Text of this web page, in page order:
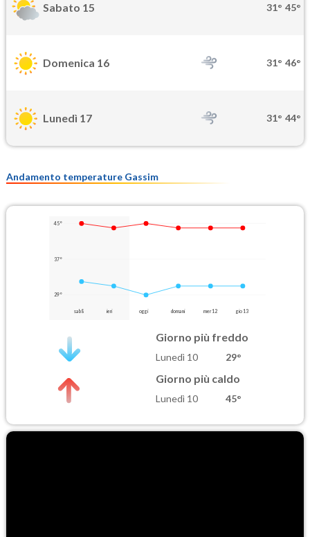
Sabato 15 31° 45°
Domenica 16 31° 46°
Lunedì 17 31° 44°
Andamento temperature Gassim
45°
37°
29°
sab 8 ieri oggi domani mer 12 gio 13
Giorno più freddo
Lunedì 10 29°
Giorno più caldo
Lunedì 10 45°